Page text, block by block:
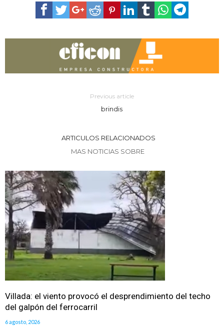
Previous article
brindis
ARTICULOS RELACIONADOS
MAS NOTICIAS SOBRE
Villada: el viento provocó el desprendimiento del techo
del galpón del ferrocarril
6 agosto, 2026